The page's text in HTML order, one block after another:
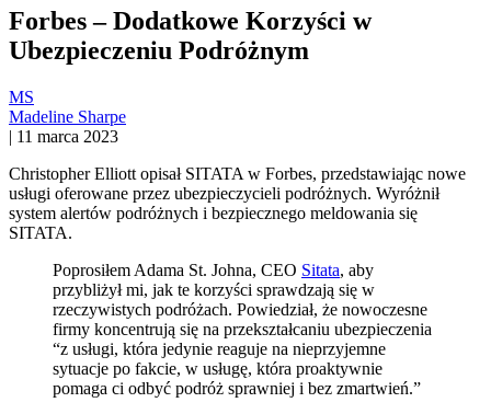
Forbes – Dodatkowe Korzyści w
Ubezpieczeniu Podróżnym
MS
Madeline Sharpe
| 11 marca 2023
Christopher Elliott opisał SITATA w Forbes, przedstawiając nowe
usługi oferowane przez ubezpieczycieli podróżnych. Wyróżnił
system alertów podróżnych i bezpiecznego meldowania się
SITATA.
Poprosiłem Adama St. Johna, CEO Sitata, aby
przybliżył mi, jak te korzyści sprawdzają się w
rzeczywistych podróżach. Powiedział, że nowoczesne
firmy koncentrują się na przekształcaniu ubezpieczenia
“z usługi, która jedynie reaguje na nieprzyjemne
sytuacje po fakcie, w usługę, która proaktywnie
pomaga ci odbyć podróż sprawniej i bez zmartwień.”